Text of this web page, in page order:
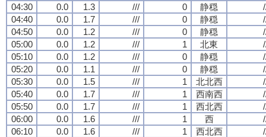
04:30
0.0 1.3 /// 0 静穏
04:40
0.0 1.7 /// 0 静穏
04:50
0.0 1.2 /// 0 静穏
05:00
0.0 1.2 /// 1 北東
05:10
0.0 1.2 /// 0 静穏
05:20
0.0 1.1 /// 0 静穏
05:30
0.0 1.5 /// 1 北北西
05:40
0.0 1.7 /// 1 西南西
05:50
0.0 1.7 /// 1 西北西
06:00
0.0 1.6 /// 1 西
06:10
0.0 1.6 /// 1 西北西